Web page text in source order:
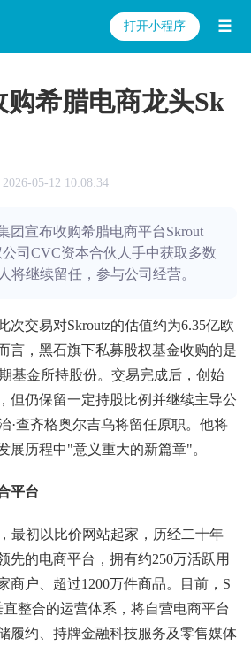
打开小程序 ☰
希腊电商龙头Sk
05-12 10:08:34
团宣布收购希腊电商平台Skrout
司CVC资本合伙人手中获取多数
将继续留任，参与公司经营。
次交易对Skroutz的估值约为6.35亿欧
言，黑石旗下私募股权基金收购的是
基金所持股份。交易完成后，创始
但仍保留一定持股比例并继续主导公
·查齐格奥尔吉乌将留任原职。他将
展历程中"意义重大的新篇章"。
平台
最初以比价网站起家，历经二十年
先的电商平台，拥有约250万活跃用
商户、超过1200万件商品。目前，S
整合的运营体系，将自营电商平台
履约、持牌金融科技服务及零售媒体